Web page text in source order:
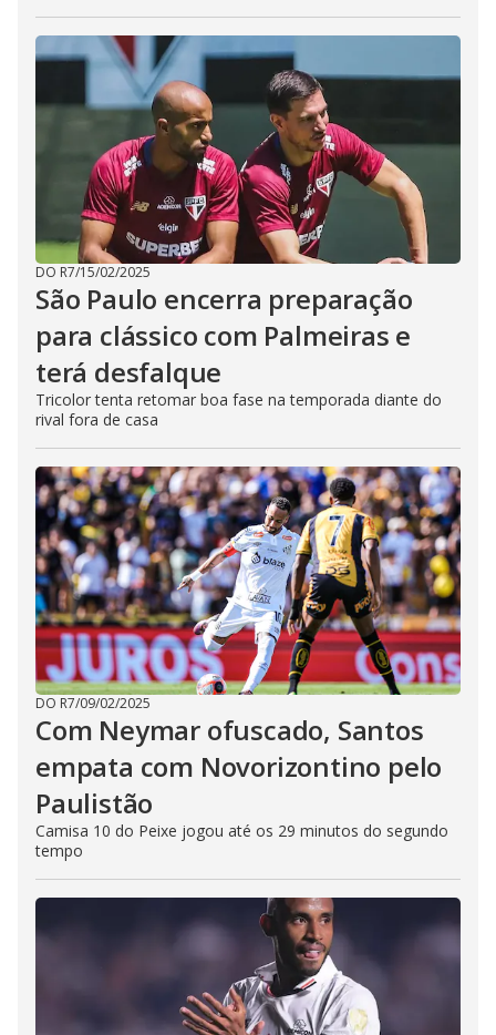
DO R7/15/02/2025
São Paulo encerra preparação
para clássico com Palmeiras e
terá desfalque
Tricolor tenta retomar boa fase na temporada diante do
rival fora de casa
DO R7/09/02/2025
Com Neymar ofuscado, Santos
empata com Novorizontino pelo
Paulistão
Camisa 10 do Peixe jogou até os 29 minutos do segundo
tempo